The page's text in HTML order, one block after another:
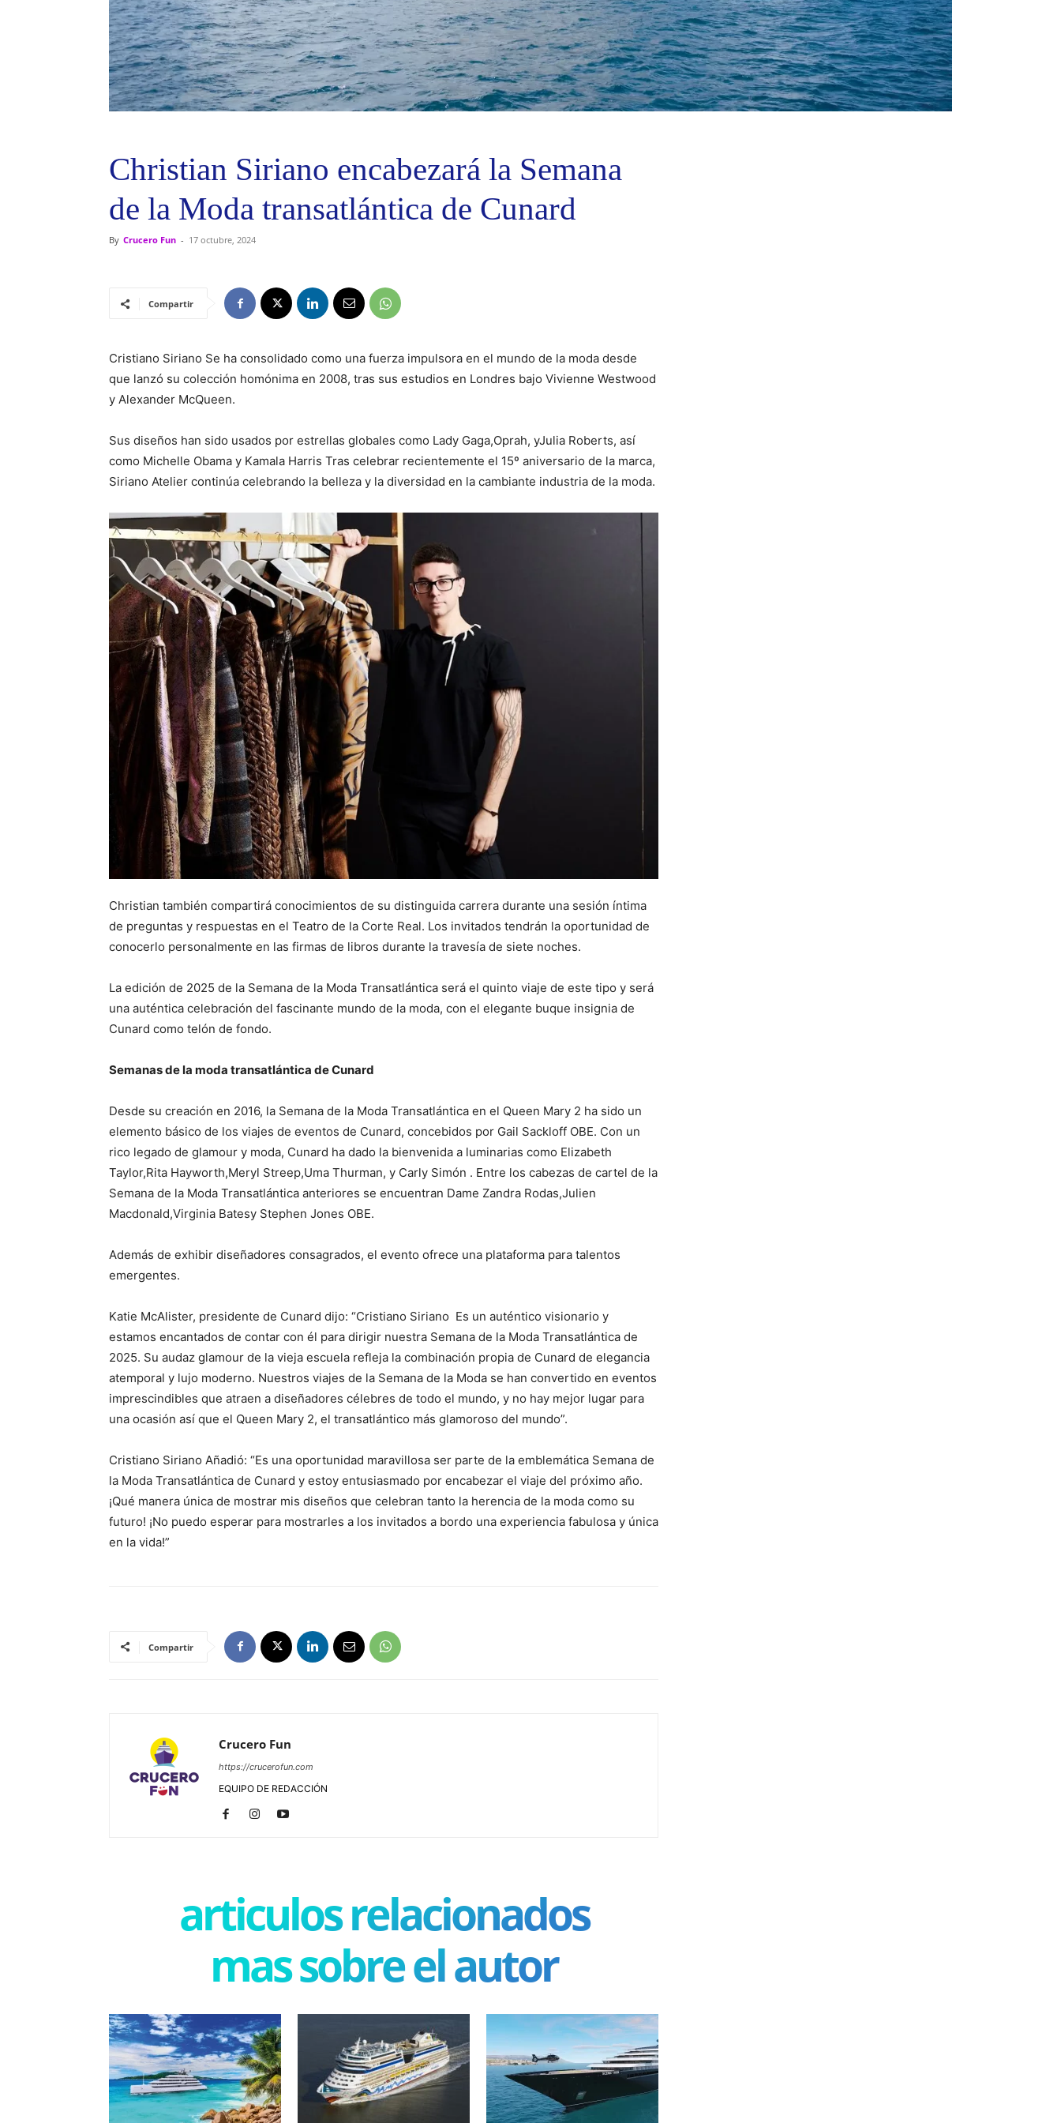
Christian Siriano encabezará la Semana
de la Moda transatlántica de Cunard
By Crucero Fun - 17 octubre, 2024
Compartir
Cristiano Siriano Se ha consolidado como una fuerza impulsora en el mundo de la moda desde
que lanzó su colección homónima en 2008, tras sus estudios en Londres bajo Vivienne Westwood
y Alexander McQueen.
Sus diseños han sido usados ​​por estrellas globales como Lady Gaga,Oprah, yJulia Roberts, así
como Michelle Obama y Kamala Harris Tras celebrar recientemente el 15º aniversario de la marca,
Siriano Atelier continúa celebrando la belleza y la diversidad en la cambiante industria de la moda.
Christian también compartirá conocimientos de su distinguida carrera durante una sesión íntima
de preguntas y respuestas en el Teatro de la Corte Real. Los invitados tendrán la oportunidad de
conocerlo personalmente en las firmas de libros durante la travesía de siete noches.
La edición de 2025 de la Semana de la Moda Transatlántica será el quinto viaje de este tipo y será
una auténtica celebración del fascinante mundo de la moda, con el elegante buque insignia de
Cunard como telón de fondo.
Semanas de la moda transatlántica de Cunard
Desde su creación en 2016, la Semana de la Moda Transatlántica en el Queen Mary 2 ha sido un
elemento básico de los viajes de eventos de Cunard, concebidos por Gail Sackloff OBE. Con un
rico legado de glamour y moda, Cunard ha dado la bienvenida a luminarias como Elizabeth
Taylor,Rita Hayworth,Meryl Streep,Uma Thurman, y Carly Simón . Entre los cabezas de cartel de la
Semana de la Moda Transatlántica anteriores se encuentran Dame Zandra Rodas,Julien
Macdonald,Virginia Batesy Stephen Jones OBE.
Además de exhibir diseñadores consagrados, el evento ofrece una plataforma para talentos
emergentes.
Katie McAlister, presidente de Cunard dijo: “Cristiano Siriano Es un auténtico visionario y
estamos encantados de contar con él para dirigir nuestra Semana de la Moda Transatlántica de
2025. Su audaz glamour de la vieja escuela refleja la combinación propia de Cunard de elegancia
atemporal y lujo moderno. Nuestros viajes de la Semana de la Moda se han convertido en eventos
imprescindibles que atraen a diseñadores célebres de todo el mundo, y no hay mejor lugar para
una ocasión así que el Queen Mary 2, el transatlántico más glamoroso del mundo”.
Cristiano Siriano Añadió: “Es una oportunidad maravillosa ser parte de la emblemática Semana de
la Moda Transatlántica de Cunard y estoy entusiasmado por encabezar el viaje del próximo año.
¡Qué manera única de mostrar mis diseños que celebran tanto la herencia de la moda como su
futuro! ¡No puedo esperar para mostrarles a los invitados a bordo una experiencia fabulosa y única
en la vida!”
Compartir
Crucero Fun
https://crucerofun.com
EQUIPO DE REDACCIÓN
articulos relacionados
mas sobre el autor